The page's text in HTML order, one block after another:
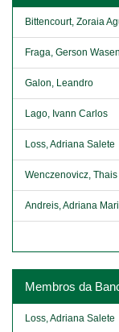
Bittencourt, Zoraia
Fraga, Gerson Wasen
Galon, Leandro
Lago, Ivann Carlos
Loss, Adriana Salete
Wenczenovicz,
Andreis, Adriana
Membros da
Loss, Adriana Salete